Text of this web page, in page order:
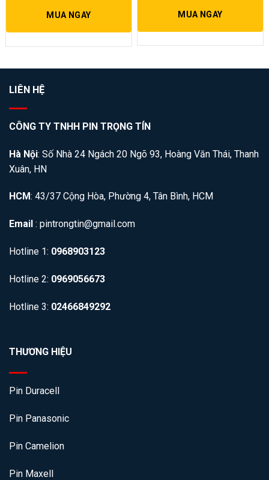
MUA NGAY MUA NGAY
LIÊN HỆ
CÔNG TY TNHH PIN TRỌNG TÍN
Hà Nội: Số Nhà 24 Ngách 20 Ngõ 93, Hoàng Văn Thái, Thanh
Xuân, HN
HCM: 43/37 Cộng Hòa, Phường 4, Tân Bình, HCM
Email : pintrongtin@gmail.com
Hotline 1: 0968903123
Hotline 2: 0969056673
Hotline 3: 02466849292
THƯƠNG HIỆU
Pin Duracell
Pin Panasonic
Pin Camelion
Pin Maxell